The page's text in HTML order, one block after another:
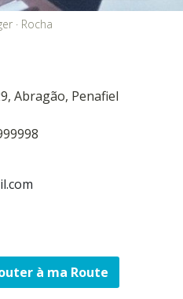
· Rocha
Abragão, Penafiel
à ma Route